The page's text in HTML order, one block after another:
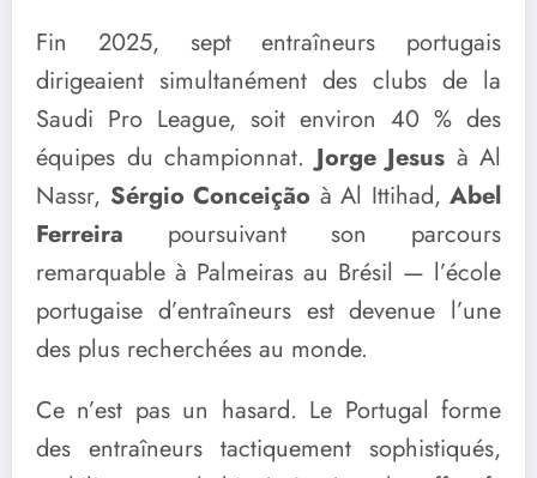
Fin 2025, sept entraîneurs portugais
dirigeaient simultanément des clubs de la
Saudi Pro League, soit environ 40 % des
équipes du championnat. Jorge Jesus à Al
Nassr, Sérgio Conceição à Al Ittihad, Abel
Ferreira poursuivant son parcours
remarquable à Palmeiras au Brésil — l’école
portugaise d’entraîneurs est devenue l’une
des plus recherchées au monde.
Ce n’est pas un hasard. Le Portugal forme
des entraîneurs tactiquement sophistiqués,